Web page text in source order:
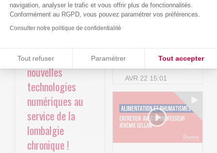
navigation, analyser le trafic et vous offrir plus de fonctionnalités.
Conformément au RGPD, vous pouvez paramétrer vos préférences.
Consulter notre politique de confidentialité
Tout refuser Paramétrer Tout accepter
Axeptio consent
Plateforme de Gestion du Consentement : Personnalisez vos
Notre plateforme vous permet d'adapter et de gérer vos
4P : Les
nouvelles
technologies
numériques au
service de la
lombalgie
chronique !
Cure-RA
AVR 22 15:01